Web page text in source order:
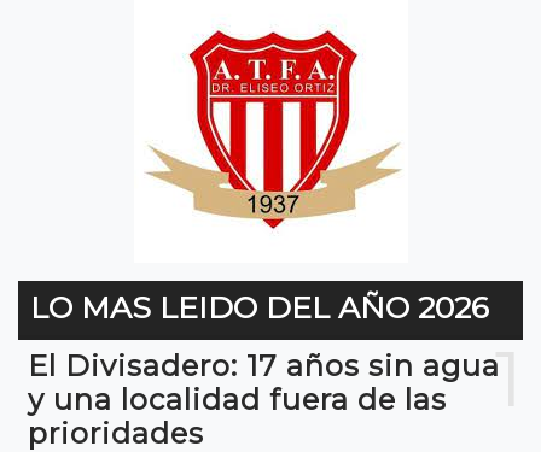
LO MAS LEIDO DEL AÑO 2026
1
El Divisadero: 17 años sin agua
y una localidad fuera de las
prioridades